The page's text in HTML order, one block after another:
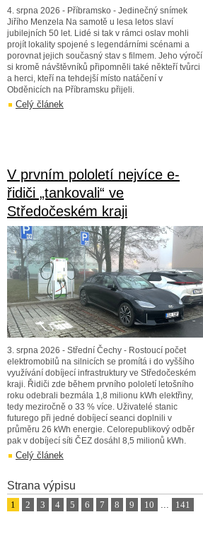
4. srpna 2026 - Příbramsko - Jedinečný snímek
Jiřího Menzela Na samotě u lesa letos slaví
jubilejních 50 let. Lidé si tak v rámci oslav mohli
projít lokality spojené s legendárními scénami a
porovnat jejich současný stav s filmem. Jeho výročí
si kromě návštěvníků připomněli také někteří tvůrci
a herci, kteří na tehdejší místo natáčení v
Obděnicích na Příbramsku přijeli.
Celý článek
V prvním pololetí nejvíce e-
řidiči „tankovali“ ve
Středočeském kraji
3. srpna 2026 - Střední Čechy - Rostoucí počet
elektromobilů na silnicích se promítá i do vyššího
využívání dobíjecí infrastruktury ve Středočeském
kraji. Řidiči zde během prvního pololetí letošního
roku odebrali bezmála 1,8 milionu kWh elektřiny,
tedy meziročně o 33 % více. Uživatelé stanic
futurego při jedné dobíjecí seanci doplnili v
průměru 26 kWh energie. Celorepublikový odběr
pak v dobíjecí síti ČEZ dosáhl 8,5 milionů kWh.
Celý článek
Strana výpisu
1 2 3 4 5 6 7 8 9 10 ... 141